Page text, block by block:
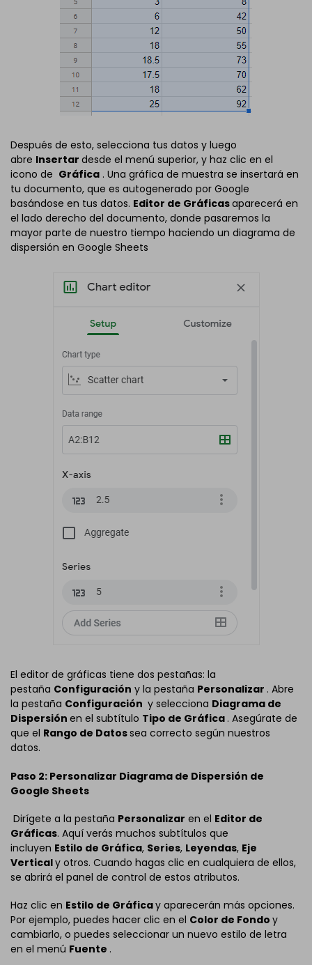
Después de esto, selecciona tus datos y luego
abre Insertar desde el menú superior, y haz clic en el
icono de Gráfica . Una gráfica de muestra se insertará en
tu documento, que es autogenerado por Google
basándose en tus datos. Editor de Gráficasaparecerá en
el lado derecho del documento, donde pasaremos la
mayor parte de nuestro tiempo haciendo un diagrama de
dispersión en Google Sheets
El editor de gráficas tiene dos pestañas: la
pestaña Configuración y la pestaña Personalizar . Abre
la pestaña Configuración y selecciona Diagrama de
Dispersión en el subtítulo Tipo de Gráfica . Asegúrate de
que el Rango de Datossea correcto según nuestros
datos.
Paso 2: Personalizar Diagrama de Dispersión de
Google Sheets
Dirígete a la pestaña Personalizar en el Editor de
Gráficas. Aquí verás muchos subtítulos que
incluyen Estilo de Gráfica, Series, Leyendas, Eje
Verticaly otros. Cuando hagas clic en cualquiera de ellos,
se abrirá el panel de control de estos atributos.
Haz clic en Estilo de Gráficay aparecerán más opciones.
Por ejemplo, puedes hacer clic en el Color de Fondo y
cambiarlo, o puedes seleccionar un nuevo estilo de letra
en el menú Fuente .